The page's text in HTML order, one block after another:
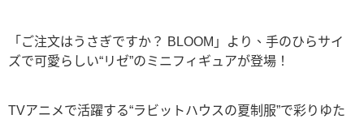
「ご注文はうさぎですか？ BLOOM」より、手のひらサイ
ズで可愛らしい“リゼ”のミニフィギュアが登場！
TVアニメで活躍する“ラビットハウスの夏制服”で彩りゆた